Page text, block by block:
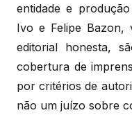
entidade e
Ivo e Felipe Bazon,
editorial honesta,
cobertura de
por critérios de
não um juízo sobre